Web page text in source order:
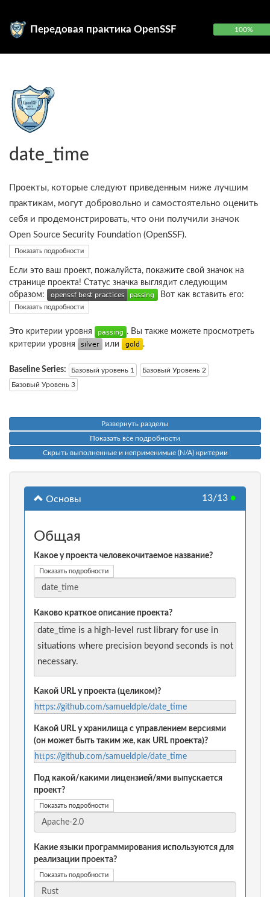
Передовая практика OpenSSF 100%
date_time
Проекты, которые следуют приведенным ниже лучшим
практикам, могут добровольно и самостоятельно оценить
себя и продемонстрировать, что они получили значок
Open Source Security Foundation (OpenSSF).
Показать подробности
Если это ваш проект, пожалуйста, покажите свой значок на
странице проекта! Статус значка выглядит следующим
образом:
Вот как вставить его:
Показать подробности
Это критерии уровня
. Вы также можете просмотреть
критерии уровня
или .
Baseline Series: Базовый уровень 1
Базовый Уровень 2
Базовый Уровень 3
Развернуть разделы
Показать все подробности
Скрыть выполненные и неприменимые (N/A) критерии
Основы 13/13 ●
Общая
Какое у проекта человекочитаемое название?
Показать подробности
Каково краткое описание проекта?
date_time is a high-level rust library for use in
situations where precision beyond seconds is not
necessary.
Какой URL у проекта (целиком)?
https://github.com/samueldple/date_time
Какой URL у хранилища с управлением версиями
(он может быть таким же, как URL проекта)?
https://github.com/samueldple/date_time
Под какой/какими лицензией/ями выпускается
проект?
Показать подробности
Какие языки программирования используются для
реализации проекта?
Показать подробности